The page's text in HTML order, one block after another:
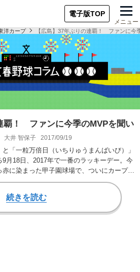
電子版TOP
メニュー
洋カープ 【広島】37年ぶりの連覇！ ファンに今
覇！ ファンに今季のMVPを聞い
大井 智保子 2017/09/19
と「一粒万倍日（いちりゅうまんばいび）」
月18日、2017年で一番のラッキーデー。今
に染まった甲子園球場で、ついにカープの
続きを読む